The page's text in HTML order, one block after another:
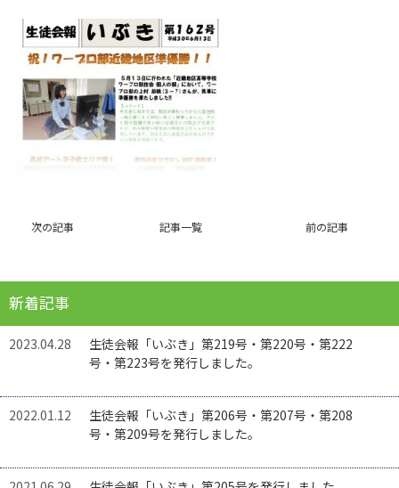
次の記事 記事一覧 前の記事
新着記事
2023.04.28
生徒会報「いぶき」第219号・第220号・第222
号・第223号を発行しました。
2022.01.12
生徒会報「いぶき」第206号・第207号・第208
号・第209号を発行しました。